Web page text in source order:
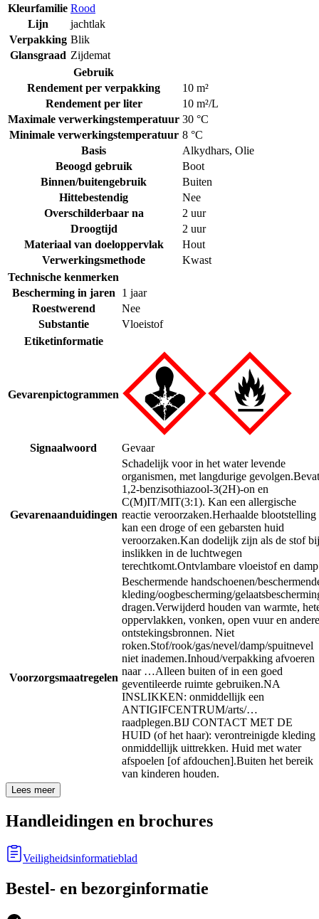
Kleurfamilie Rood
Lijn
jachtlak
Verpakking Blik
Glansgraad Zijdemat
Gebruik
Rendement per verpakking
10 m²
Rendement per liter
10 m²/L
Maximale verwerkingstemperatuur 30 °C
Minimale verwerkingstemperatuur 8 °C
Basis
Alkydhars, Olie
Beoogd gebruik
Boot
Binnen/buitengebruik
Buiten
Hittebestendig
Nee
Overschilderbaar na
2 uur
Droogtijd
2 uur
Materiaal van doeloppervlak
Hout
Verwerkingsmethode
Kwast
Technische kenmerken
Bescherming in jaren
1 jaar
Roestwerend
Nee
Substantie
Vloeistof
Etiketinformatie
Gevarenpictogrammen
Signaalwoord Gevaar
Gevarenaanduidingen
Schadelijk voor in het water levende
organismen, met langdurige gevolgen.Bevat
1,2-benzisothiazool-3(2H)-on en
C(M)IT/MIT(3:1). Kan een allergische
reactie veroorzaken.Herhaalde blootstelling
kan een droge of een gebarsten huid
veroorzaken.Kan dodelijk zijn als de stof bij
inslikken in de luchtwegen
terechtkomt.Ontvlambare vloeistof en
Voorzorgsmaatregelen
Beschermende handschoenen/
kleding/oogbescherming/
dragen.Verwijderd houden van warmte,
oppervlakken, vonken, open vuur en andere
ontstekingsbronnen. Niet
roken.Stof/rook/gas/nevel/damp/spuitnevel
niet inademen.Inhoud/verpakking afvoeren
naar …Alleen buiten of in een goed
geventileerde ruimte gebruiken.NA
INSLIKKEN: onmiddellijk een
ANTIGIFCENTRUM/arts/…
raadplegen.BIJ CONTACT MET DE
HUID (of het haar): verontreinigde kleding
onmiddellijk uittrekken. Huid met water
afspoelen [of afdouchen].Buiten het bereik
van kinderen houden.
Lees meer
Handleidingen en brochures
Veiligheidsinformatieblad
Bestel- en bezorginformatie